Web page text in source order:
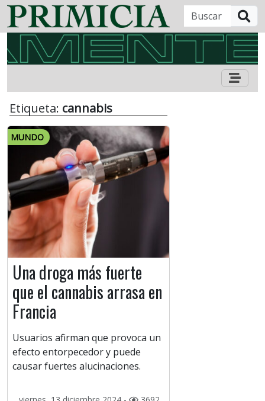
Etiqueta: cannabis
MUNDO
Una droga más fuerte
que el cannabis arrasa en
Francia
Usuarios afirman que provoca un
efecto entorpecedor y puede
causar fuertes alucinaciones.